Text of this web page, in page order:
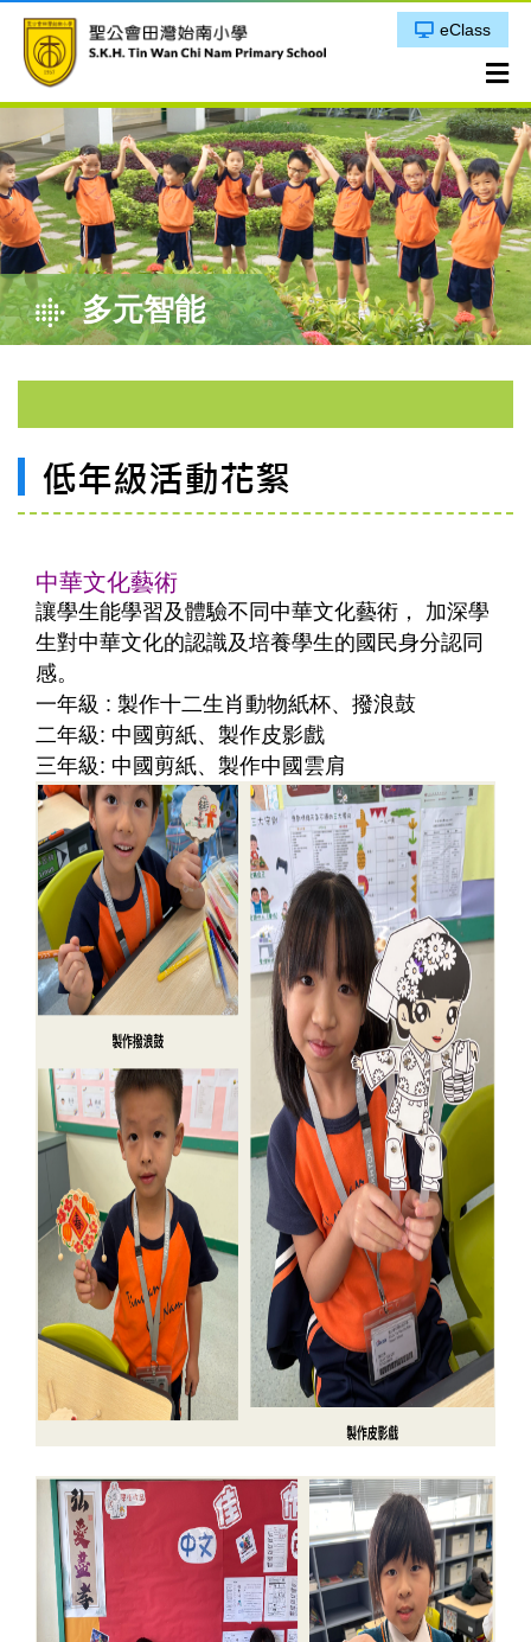
eClass
多元智能
低年級活動花絮
中華文化藝術
讓學生能學習及體驗不同中華文化藝術， 加深學
生對中華文化的認識及培養學生的國民身分認同
感。
一年級 : 製作十二生肖動物紙杯、撥浪鼓
二年級: 中國剪紙、製作皮影戲
三年級: 中國剪紙、製作中國雲肩